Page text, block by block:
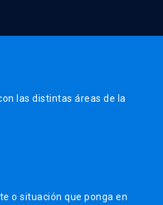
las distintas áreas de la
o situación que ponga en